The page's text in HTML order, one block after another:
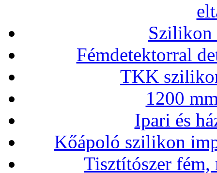
Szilikon
Fémdetektorral
TKK
1200
Ipari és
Kőápoló szilikon
Tisztítószer